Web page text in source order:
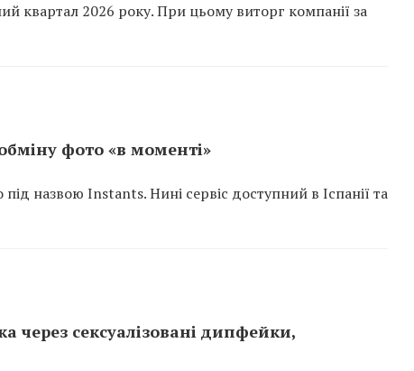
квартал 2026 року. При цьому виторг компанії за
фото «в моменті»
назвою Instants. Нині сервіс доступний в Іспанії та
через сексуалізовані дипфейки,